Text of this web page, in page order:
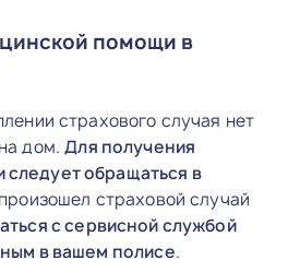
помощи в
страхового случая нет
дом.Для получения
обращаться в
страховой случай
с сервисной службой
в вашем полисе.